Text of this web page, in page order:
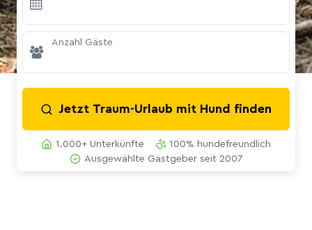
Anzahl Gäste
Jetzt Traum-Urlaub mit Hund finden
1.000+ Unterkünfte
100% hundefreundlich
Ausgewählte Gastgeber seit 2007